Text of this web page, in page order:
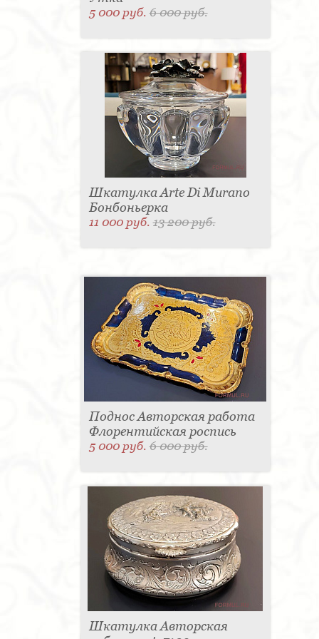
5 000 руб.6 000 руб.
Шкатулка Arte Di Murano
Бонбоньерка
11 000 руб.13 200 руб.
Поднос Авторская работа
Флорентийская роспись
5 000 руб.6 000 руб.
Шкатулка Авторская